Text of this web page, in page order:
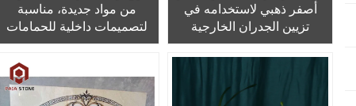
أصفر ذهبي لاستخدامه في
تزيين الجدران الخارجية
والأرضيات والبلاط
من مواد جديدة، مناسبة
لتصميمات داخلية للحمامات
والفنادق